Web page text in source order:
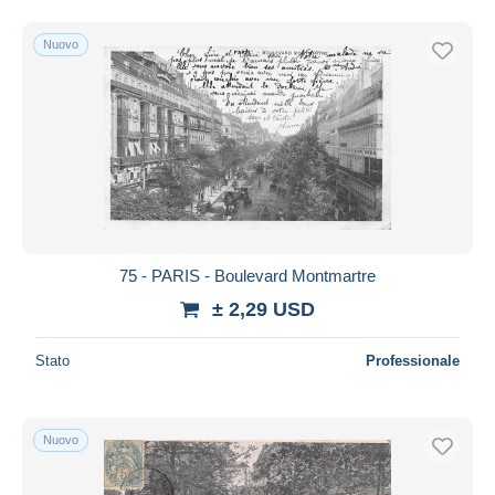
Nuovo
75 - PARIS - Boulevard Montmartre
± 2,29 USD
Stato Professionale
Nuovo